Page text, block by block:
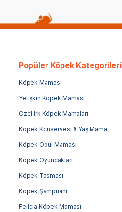
Popüler Köpek Kategorileri
Köpek Maması
Yetişkin Köpek Maması
Özel Irk Köpek Mamaları
Köpek Konservesi & Yaş Mama
Köpek Ödül Maması
Köpek Oyuncakları
Köpek Tasması
Köpek Şampuanı
Felicia Köpek Maması